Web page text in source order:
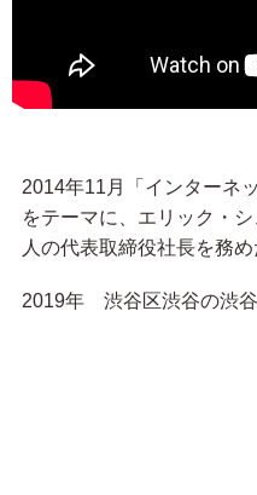
2014年11月「インターネ
をテーマに、エリック・
人の代表取締役社長を務め
2019年 渋谷区渋谷の渋